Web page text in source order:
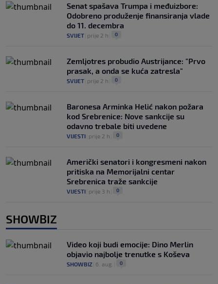
Senat spašava Trumpa i međuizbore:
Odobreno produženje finansiranja vlade
do 11. decembra
SVIJET prije 2 h 0
Zemljotres probudio Austrijance: "Prvo
prasak, a onda se kuća zatresla"
SVIJET prije 2 h 0
Baronesa Arminka Helić nakon požara
kod Srebrenice: Nove sankcije su
odavno trebale biti uvedene
VIJESTI prije 2 h 0
Američki senatori i kongresmeni nakon
pritiska na Memorijalni centar
Srebrenica traže sankcije
VIJESTI prije 3 h 0
SHOWBIZ
Video koji budi emocije: Dino Merlin
objavio najbolje trenutke s Koševa
SHOWBIZ 6. aug. 0